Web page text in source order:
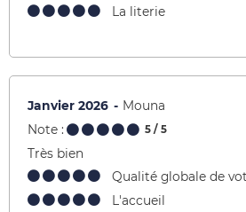
La literie
Janvier 2026
Mouna
Note :
5 / 5
Très bien
Qualité globale de
L'accueil